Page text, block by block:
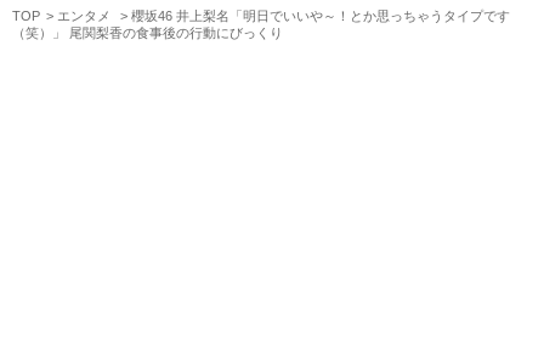
TOP エンタメ
櫻坂46 井上梨名「明日でいいや～！とか思っちゃうタイプです
（笑）」 尾関梨香の食事後の行動にびっくり